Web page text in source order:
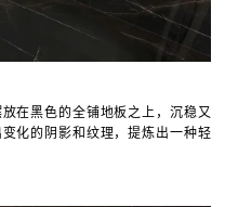
在黑色的全铺地板之上，沉稳又
化的阴影和纹理，提炼出一种轻